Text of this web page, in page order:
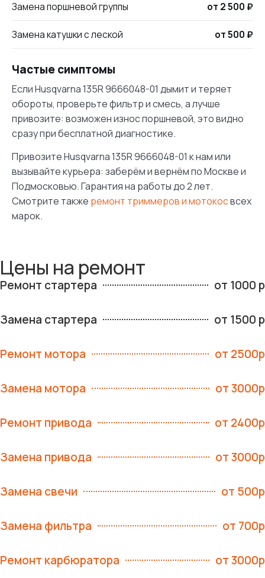
Замена поршневой группы от 2 500 ₽
Замена катушки с леской от 500 ₽
Частые симптомы
Если Husqvarna 135R 9666048-01 дымит и теряет
обороты, проверьте фильтр и смесь, а лучше
привозите: возможен износ поршневой, это видно
сразу при бесплатной диагностике.
Привозите Husqvarna 135R 9666048-01 к нам или
вызывайте курьера: заберём и вернём по Москве и
Подмосковью. Гарантия на работы до 2 лет.
Смотрите также ремонт триммеров и мотокосвсех
марок.
Цены на ремонт
Ремонт стартера от 1000 р
Замена стартера от 1500 р
Ремонт мотора от 2500р
Замена мотора от 3000р
Ремонт привода от 2400р
Замена привода от 3000р
Замена свечи от 500р
Замена фильтра от 700р
Ремонт карбюратора от 3000р